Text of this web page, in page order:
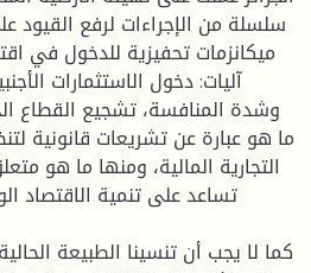
سلسلة من الإجراءات لرفع القيود
ميكانزمات تحفيزية للدخول في
آليات: دخول الاستثمارات
وشدة المنافسة، تشجيع القطاع
ما هو عبارة عن تشريعات قانونية
التجارية المالية، ومنها ما هو
تساعد على تنمية الاقتصاد
كما لا يجب أن تنسينا الطبيعة